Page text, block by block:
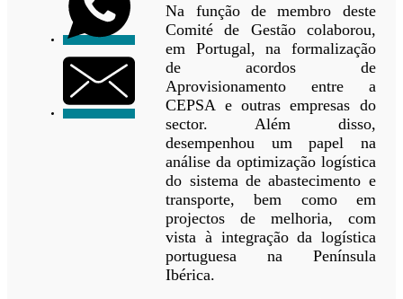
Na função de membro deste
Comité de Gestão colaborou,
em Portugal, na formalização
de acordos de
Aprovisionamento entre a
CEPSA e outras empresas do
sector. Além disso,
desempenhou um papel na
análise da optimização logística
do sistema de abastecimento e
transporte, bem como em
projectos de melhoria, com
vista à integração da logística
portuguesa na Península
Ibérica.